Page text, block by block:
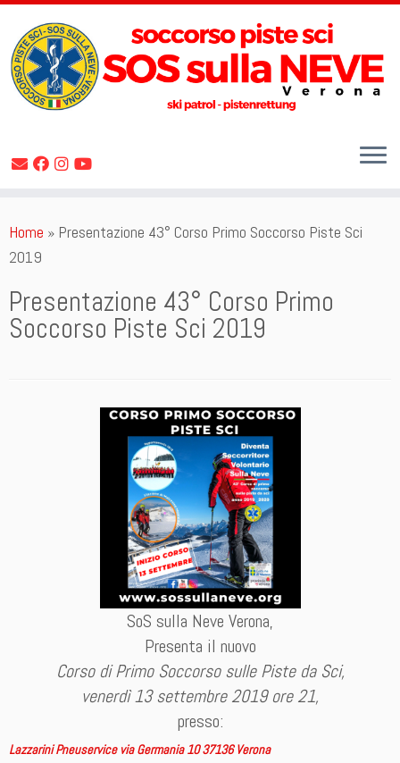
to
content
Home » Presentazione 43° Corso Primo Soccorso Piste Sci
2019
Presentazione 43° Corso Primo
Soccorso Piste Sci 2019
SoS sulla Neve Verona,
Presenta il nuovo
Corso di Primo Soccorso sulle Piste da Sci,
venerdì 13 settembre 2019 ore 21,
presso:
Lazzarini Pneuservice via Germania 10 37136 Verona